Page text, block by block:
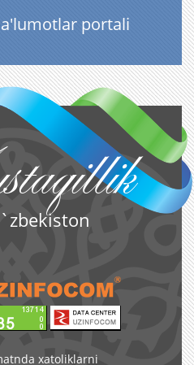
portali
xatoliklarni